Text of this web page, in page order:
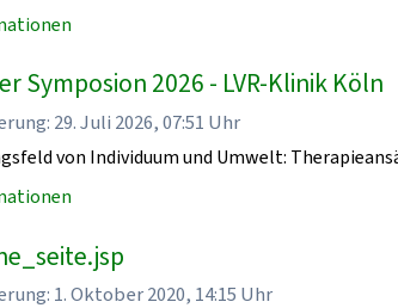
Symposion 2026 - LVR-Klinik Köln
29. Juli 2026, 07:51 Uhr
von Individuum und Umwelt:
1. Oktober 2020, 14:15 Uhr